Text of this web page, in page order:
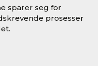
sparer seg for
prosesser